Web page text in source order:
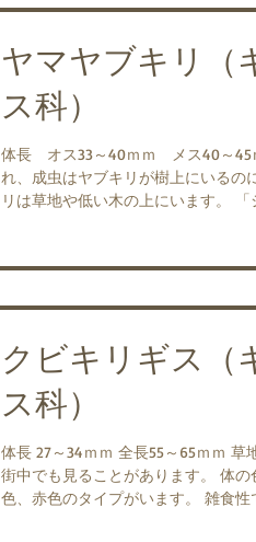
ヤマヤブキリ（
ス科）
体長 オス33～40ｍｍ メス40～45ｍｍ 林縁
れ、成虫はヤブキリが樹上にいるの
リは草地や低い木の上にいます。 「シリリ・シリリ・
クビキリギス（
ス科）
体長 27～34ｍｍ 全長55～65ｍｍ 草地で普通に見られ、
街中でも見ることがあります。 体の色は、緑色、褐
色、赤色のタイプがいます。 雑食性